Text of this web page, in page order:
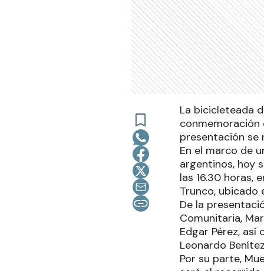
La bicicleteada
conmemoración
presentación se
En el marco de
argentinos, hoy
las 16.30 horas,
Trunco, ubicado
De la
Comunitaria,
Edgar Pérez,
Leonardo
Por su parte,